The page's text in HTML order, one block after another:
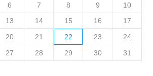
6 7 8 9
10
13 14 15 16
17
20 21 22 23
24
27 28 29 30 31